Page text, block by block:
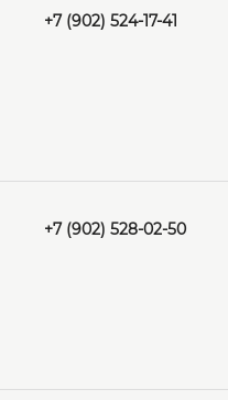
+7 (902) 524-17-41
+7 (902) 528-02-50